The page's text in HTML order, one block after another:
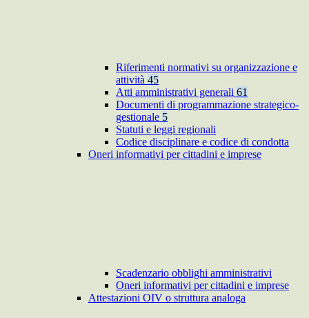
Riferimenti normativi su organizzazione e
attività 45
Atti amministrativi generali 61
Documenti di programmazione strategico-
gestionale 5
Statuti e leggi regionali
Codice disciplinare e codice di condotta
Oneri informativi per cittadini e imprese
Scadenzario obblighi amministrativi
Oneri informativi per cittadini e imprese
Attestazioni OIV o struttura analoga